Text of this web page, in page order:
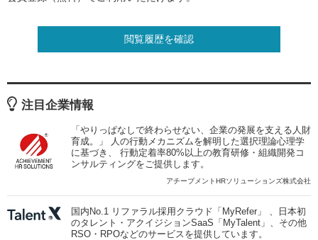
閲覧履歴を確認
注目企業情報
「やりっぱなしで終わらせない、企業の発展を支える人財
育成。」 人の行動メカニズムを解明した選択理論心理学
に基づき、 行動定着率80%以上の教育研修・組織開発コ
ンサルティングをご提供します。
アチーブメントHRソリューションズ株式会社
国内No.1 リファラル採用クラウド「MyRefer」 、日本初
のタレント・アクイジションSaaS「MyTalent」、その他
RSO・RPOなどのサービスを提供しています。